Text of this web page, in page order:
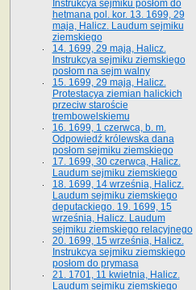
Instrukcya sejmiku posłom do
hetmana pol. kor. 13. 1699, 29
maja, Halicz. Laudum sejmiku
ziemskiego
14. 1699, 29 maja, Halicz.
Instrukcya sejmiku ziemskiego
posłom na sejm walny
15. 1699, 29 maja, Halicz.
Protestacya ziemian halickich
przeciw staroście
trembowelskiemu
16. 1699, 1 czerwca, b. m.
Odpowiedź królewska dana
posłom sejmiku ziemskiego
17. 1699, 30 czerwca, Halicz.
Laudum sejmiku ziemskiego
18. 1699, 14 września, Halicz.
Laudum sejmiku ziemskiego
deputackiego. 19. 1699, 15
września, Halicz. Laudum
sejmiku ziemskiego relacyjnego
20. 1699, 15 września, Halicz.
Instrukcya sejmiku ziemskiego
posłom do prymasa
21. 1701, 11 kwietnia, Halicz.
Laudum sejmiku ziemskiego